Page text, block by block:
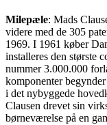
Milepæle: Mads
videre med de 305
1969. I 1961 køber
installeres den største
nummer 3.000.000
komponenter
i det nybyggede
Clausen drevet sin
børneværelse på en